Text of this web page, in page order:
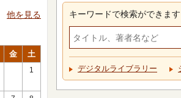
他を見る
金 土
1
キーワードで検索ができます
デジタルライブラリー